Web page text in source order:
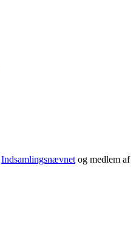
Indsamlingsnævnetog medlem af